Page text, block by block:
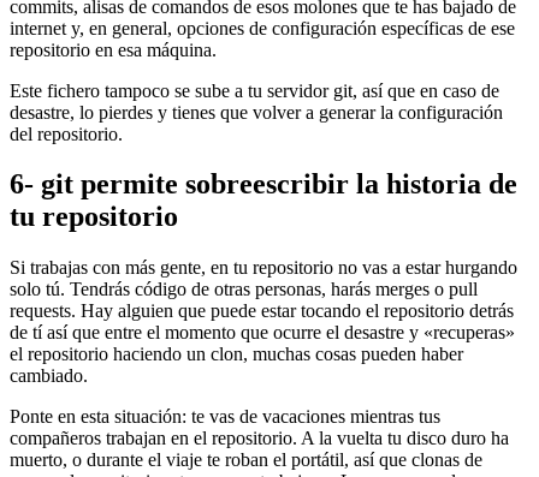
commits, alisas de comandos de esos molones que te has bajado de
internet y, en general, opciones de configuración específicas de ese
repositorio en esa máquina.
Este fichero tampoco se sube a tu servidor git, así que en caso de
desastre, lo pierdes y tienes que volver a generar la configuración
del repositorio.
6- git permite sobreescribir la historia de
tu repositorio
Si trabajas con más gente, en tu repositorio no vas a estar hurgando
solo tú. Tendrás código de otras personas, harás merges o pull
requests. Hay alguien que puede estar tocando el repositorio detrás
de tí así que entre el momento que ocurre el desastre y «recuperas»
el repositorio haciendo un clon, muchas cosas pueden haber
cambiado.
Ponte en esta situación: te vas de vacaciones mientras tus
compañeros trabajan en el repositorio. A la vuelta tu disco duro ha
muerto, o durante el viaje te roban el portátil, así que clonas de